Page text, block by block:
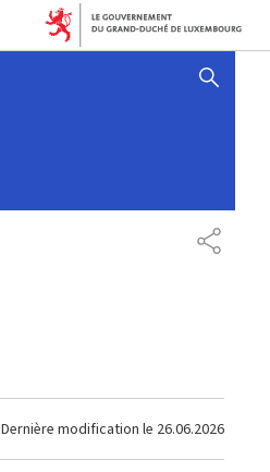
AFFICHER / MASQUER
Dernière modification le 26.06.2026